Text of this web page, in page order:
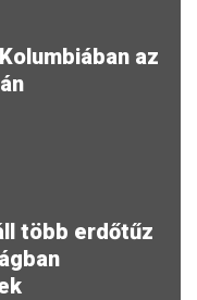
az
több erdőtűz